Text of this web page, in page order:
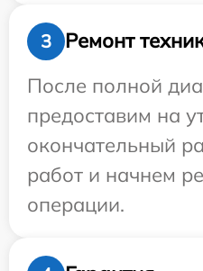
3
Ремонт
После полной
предоставим на
окончательный
работ и начнем
операции.